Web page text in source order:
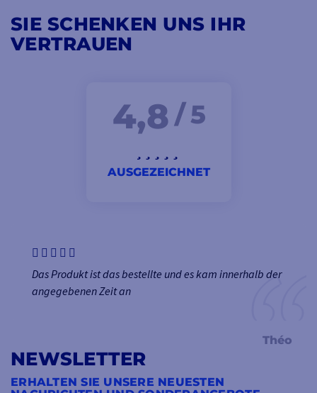
SIE SCHENKEN UNS IHR
VERTRAUEN
4,8 / 5
AUSGEZEICHNET
Das Produkt ist das bestellte und es kam innerhalb der
angegebenen Zeit an
Théo
NEWSLETTER
ERHALTEN SIE UNSERE NEUESTEN